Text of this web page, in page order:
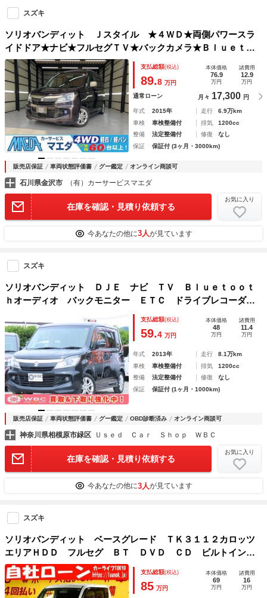
スズキ
ソリオバンディット Ｊスタイル ★４ＷＤ★両側パワースラ
イドドア★ナビ★フルセグＴＶ★バックカメラ★Ｂｌｕｅｔｏ
ｏｔｈ★ＵＳＢ★ステアリングリモコン★クルーズコントロー
ル★ドライブレコーダー★ＨＩＤ★中古スタッドレスタイヤ有
り★
支払総額(税込)
89.8 万円
本体価格
76.9
万円
諸費用
12.9
万円
通常ローン 月々 17,300 円
年式 2015年 走行
6.9万km
車検
車検整備付 排気
1200cc
整備
法定整備付 修復
なし
保証
保証付 (3ヶ月・3000km)
販売店保証 車両状態評価書 グー鑑定 オンライン商談可
石川県金沢市 （有）カーサービスマエダ
在庫を確認・見積り依頼する
お気に入り
今あなたの他に3人が見ています
スズキ
ソリオバンディット ＤＪＥ ナビ ＴＶ Ｂｌｕｅｔｏｏｔ
ｈオーディオ バックモニター ＥＴＣ ドライブレコーダ
ー 両側パワースライドドア アイドリングストップ スマー
トキー
支払総額(税込)
59.4 万円
本体価格
48
万円
諸費用
11.4
万円
年式 2013年 走行
8.1万km
車検
車検整備付 排気
1200cc
整備
法定整備付 修復
なし
保証
保証付 (1ヶ月・1000km)
販売店保証 車両状態評価書 グー鑑定 OBD診断済み オンライン商談可
神奈川県相模原市緑区 Ｕｓｅｄ Ｃａｒ Ｓｈｏｐ ＷＢＣ
在庫を確認・見積り依頼する
お気に入り
今あなたの他に3人が見ています
スズキ
ソリオバンディット ベースグレード ＴＫ３１１２カロッツ
エリアＨＤＤ フルセグ ＢＴ ＤＶＤ ＣＤ ビルトインＥ
ＴＣ ＨＩＤヘッドライト プッシュスタート スマートキ
ー 後席サンシェード 両側パワースライドドア 純正１５イ
ンチアルミ
支払総額(税込)
85 万円
本体価格
69
万円
諸費用
16
万円